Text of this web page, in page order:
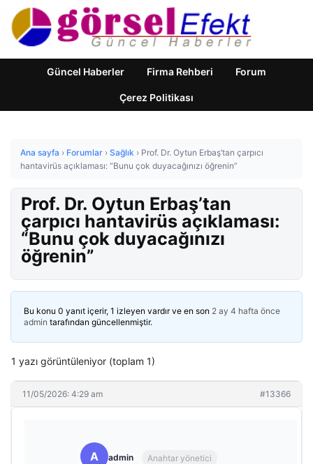
Güncel Haberler Firma Rehberi Forum
Çerez Politikası
Ana sayfa › Forumlar › Sağlık › Prof. Dr. Oytun Erbaş’tan çarpıcı
hantavirüs açıklaması: “Bunu çok duyacağınızı öğrenin”
Prof. Dr. Oytun Erbaş’tan
çarpıcı hantavirüs açıklaması:
“Bunu çok duyacağınızı
öğrenin”
Bu konu 0 yanıt içerir, 1 izleyen vardır ve en son 2 ay 4 hafta önce
admin tarafından güncellenmiştir.
1 yazı görüntüleniyor (toplam 1)
11/05/2026: 4:29 am #13366
A admin Anahtar yönetici